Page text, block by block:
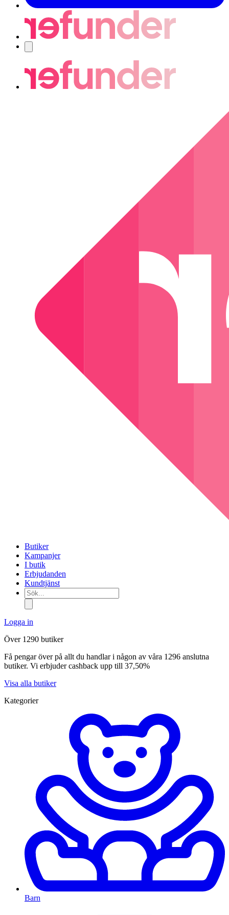
Butiker
Kampanjer
I butik
Erbjudanden
Kundtjänst
Sök...
Logga in
Över 1290 butiker
Få pengar över på allt du handlar i någon av våra 1296 anslutna
butiker. Vi erbjuder cashback upp till 37,50%
Visa alla butiker
Kategorier
Barn